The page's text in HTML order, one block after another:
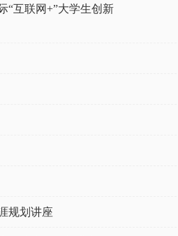
“互联网+”大学生创新
规划讲座